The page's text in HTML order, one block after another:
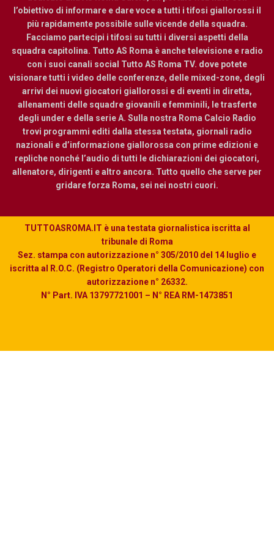
l’obiettivo di informare e dare voce a tutti i tifosi giallorossi il
più rapidamente possibile sulle vicende della squadra.
Facciamo partecipi i tifosi su tutti i diversi aspetti della
squadra capitolina. Tutto AS Roma è anche televisione e radio
con i suoi canali social Tutto AS Roma TV. dove potete
visionare tutti i video delle conferenze, delle mixed-zone, degli
arrivi dei nuovi giocatori giallorossi e di eventi in diretta,
allenamenti delle squadre giovanili e femminili, le trasferte
degli under e della serie A. Sulla nostra Roma Calcio Radio
trovi programmi editi dalla stessa testata, giornali radio
nazionali e d’informazione giallorossa con prime edizioni e
repliche nonché l’audio di tutti le dichiarazioni dei giocatori,
allenatore, dirigenti e altro ancora. Tutto quello che serve per
gridare forza Roma, sei nei nostri cuori.
TUTTOASROMA.IT è una testata giornalistica iscritta al
tribunale di Roma
Sez. stampa con autorizzazione n° 305/2010 del 14 luglio e
iscritta al R.O.C. (Registro Operatori della Comunicazione) con
autorizzazione n° 26332.
N° Part. IVA 13797721001 – N° REA RM-1473851